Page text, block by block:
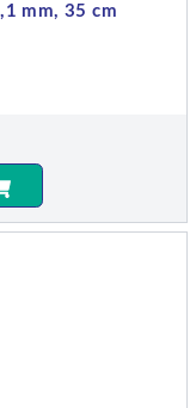
mm, 35 cm